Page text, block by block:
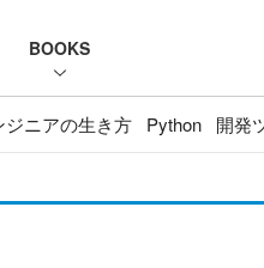
BOOKS
ジニアの生き方 Python 開発